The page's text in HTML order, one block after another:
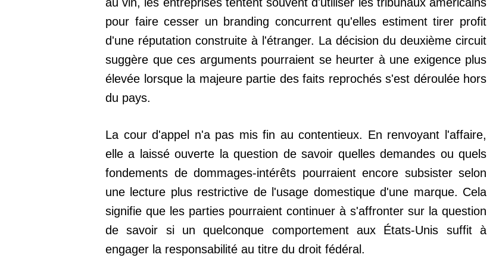
pour faire cesser un branding concurrent qu'elles estiment tirer profit
d'une réputation construite à l'étranger. La décision du deuxième circuit
suggère que ces arguments pourraient se heurter à une exigence plus
élevée lorsque la majeure partie des faits reprochés s'est déroulée hors
du pays.
La cour d'appel n'a pas mis fin au contentieux. En renvoyant l'affaire,
elle a laissé ouverte la question de savoir quelles demandes ou quels
fondements de dommages-intérêts pourraient encore subsister selon
une lecture plus restrictive de l'usage domestique d'une marque. Cela
signifie que les parties pourraient continuer à s'affronter sur la question
de savoir si un quelconque comportement aux États-Unis suffit à
engager la responsabilité au titre du droit fédéral.